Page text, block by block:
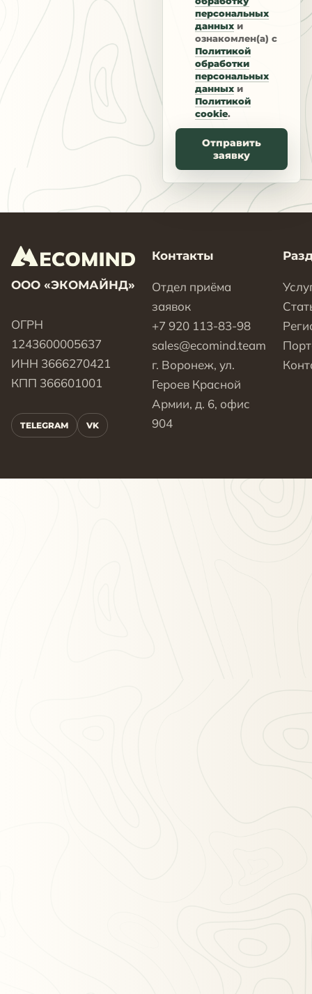
персональных
данных и
ознакомлен(а) с
Политикой
обработки
персональных
данных и
Политикой
cookie.
Отправить
заявку
ООО «ЭКОМАЙНД»
ОГРН
1243600005637
ИНН 3666270421
КПП 366601001
TELEGRAM VK
Контакты
Отдел приёма
заявок
+7 920 113-83-98
sales@ecomind.team
г. Воронеж, ул.
Героев Красной
Армии, д. 6, офис
904